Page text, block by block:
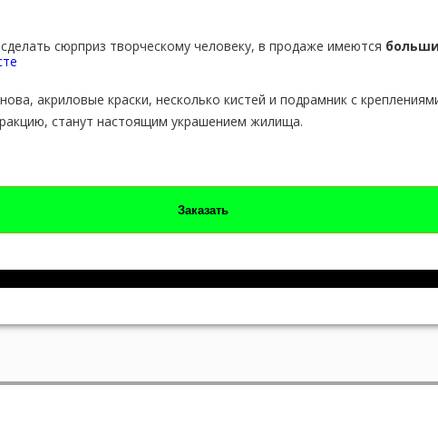
сюрприз творческому человеку, в продаже имеются
акриловые краски, несколько кистей и подрамник с
станут настоящим украшением жилища.
Заказать